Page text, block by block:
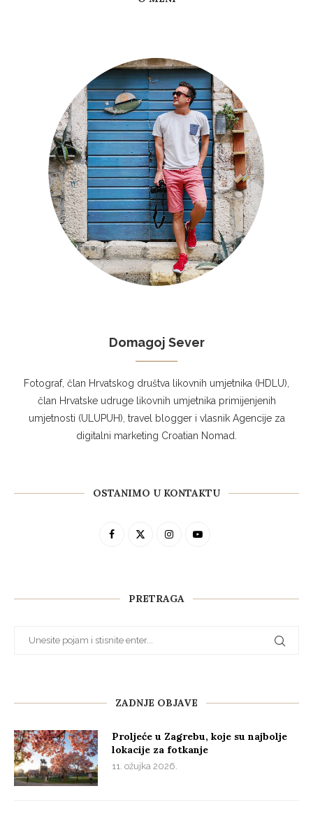
Domagoj Sever
Fotograf, član Hrvatskog društva likovnih umjetnika (HDLU),
član Hrvatske udruge likovnih umjetnika primijenjenih
umjetnosti (ULUPUH), travel blogger i vlasnik Agencije za
digitalni marketing Croatian Nomad.
OSTANIMO U KONTAKTU
PRETRAGA
ZADNJE OBJAVE
Proljeće u Zagrebu, koje su najbolje
lokacije za fotkanje
11. ožujka 2026.